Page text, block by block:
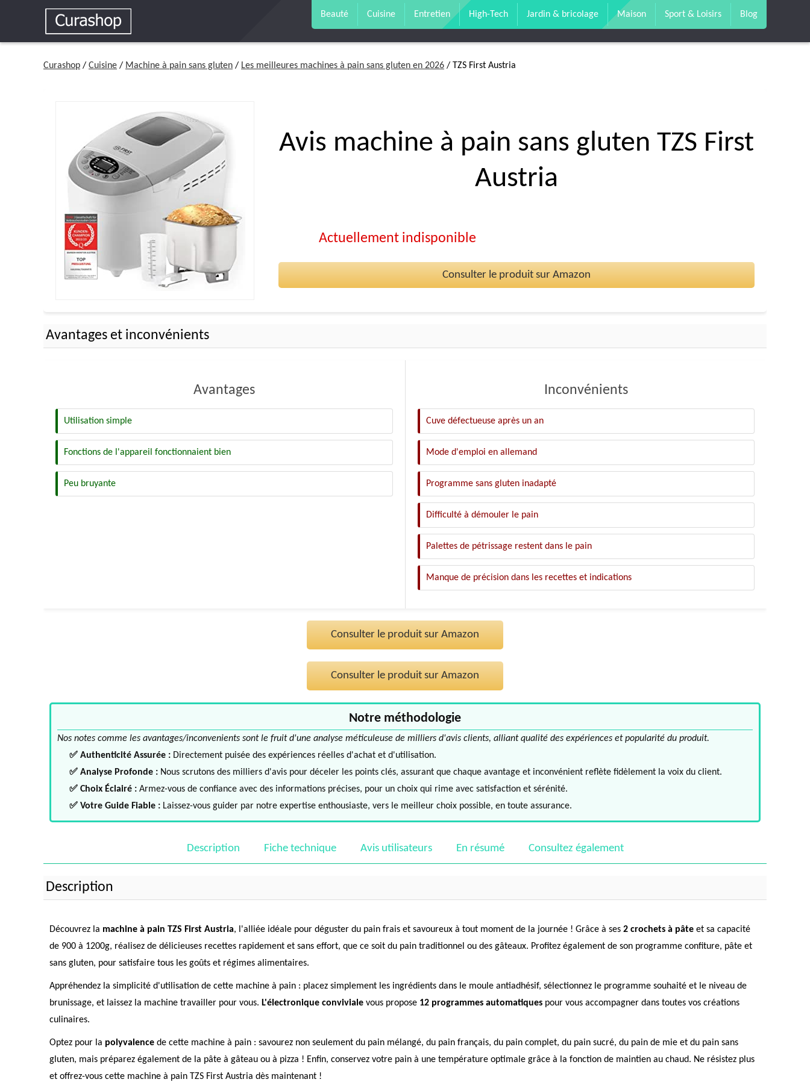
Beauté Cuisine Entretien High-Tech Jardin & bricolage Maison Sport & Loisirs Blog
Curashop / Cuisine / Machine à pain sans gluten / Les meilleures machines à pain sans gluten en 2026 / TZS First Austria
Avis machine à pain sans gluten TZS First
Austria
Actuellement indisponible
Consulter le produit sur Amazon
Avantages et inconvénients
Avantages
Utilisation simple
Fonctions de l'appareil fonctionnaient bien
Peu bruyante
Inconvénients
Cuve défectueuse après un an
Mode d'emploi en allemand
Programme sans gluten inadapté
Difficulté à démouler le pain
Palettes de pétrissage restent dans le pain
Manque de précision dans les recettes et indications
Consulter le produit sur Amazon
Consulter le produit sur Amazon
Notre méthodologie
Nos notes comme les avantages/inconvenients sont le fruit d'une analyse méticuleuse de milliers d'avis clients, alliant qualité des expériences et popularité du produit.
✅ Authenticité Assurée : Directement puisée des expériences réelles d'achat et d'utilisation.
✅ Analyse Profonde : Nous scrutons des milliers d'avis pour déceler les points clés, assurant que chaque avantage et inconvénient reflète fidèlement la voix du client.
✅ Choix Éclairé : Armez-vous de confiance avec des informations précises, pour un choix qui rime avec satisfaction et sérénité.
✅ Votre Guide Fiable : Laissez-vous guider par notre expertise enthousiaste, vers le meilleur choix possible, en toute assurance.
Description Fiche technique Avis utilisateurs En résumé Consultez également
Description
Découvrez la machine à pain TZS First Austria, l'alliée idéale pour déguster du pain frais et savoureux à tout moment de la journée ! Grâce à ses 2 crochets à pâte et sa capacité
de 900 à 1200g, réalisez de délicieuses recettes rapidement et sans effort, que ce soit du pain traditionnel ou des gâteaux. Profitez également de son programme confiture, pâte et
sans gluten, pour satisfaire tous les goûts et régimes alimentaires.
Appréhendez la simplicité d'utilisation de cette machine à pain : placez simplement les ingrédients dans le moule antiadhésif, sélectionnez le programme souhaité et le niveau de
brunissage, et laissez la machine travailler pour vous. L'électronique conviviale vous propose 12 programmes automatiques pour vous accompagner dans toutes vos créations
culinaires.
Optez pour la polyvalence de cette machine à pain : savourez non seulement du pain mélangé, du pain français, du pain complet, du pain sucré, du pain de mie et du pain sans
gluten, mais préparez également de la pâte à gâteau ou à pizza ! Enfin, conservez votre pain à une température optimale grâce à la fonction de maintien au chaud. Ne résistez plus
et offrez-vous cette machine à pain TZS First Austria dès maintenant !